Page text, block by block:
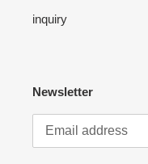
inquiry
Newsletter